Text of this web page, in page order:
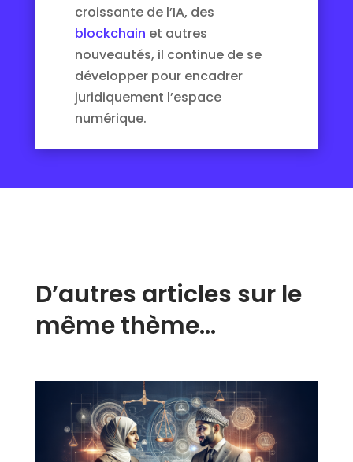
croissante de l’IA, des
blockchain et autres
nouveautés, il continue de se
développer pour encadrer
juridiquement l’espace
numérique.
D’autres articles sur le
même thème…